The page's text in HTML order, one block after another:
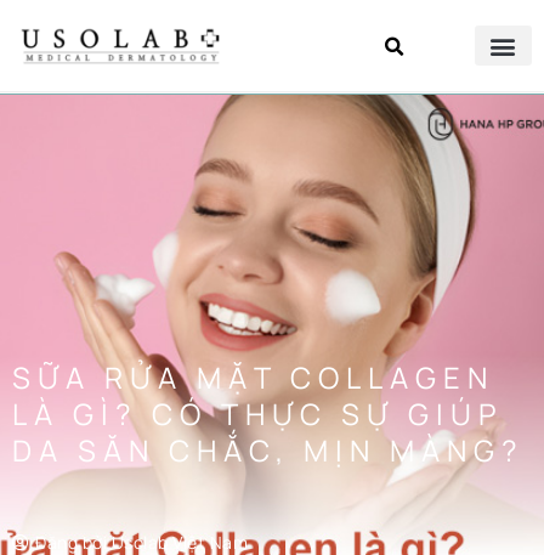
SỮA RỬA MẶT COLLAGEN
LÀ GÌ? CÓ THỰC SỰ GIÚP
DA SĂN CHẮC, MỊN MÀNG?
Đăng bởiUsolab Việt Nam